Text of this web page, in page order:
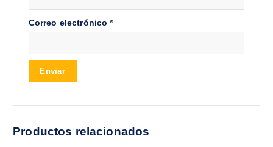
Correo electrónico*
Productos relacionados